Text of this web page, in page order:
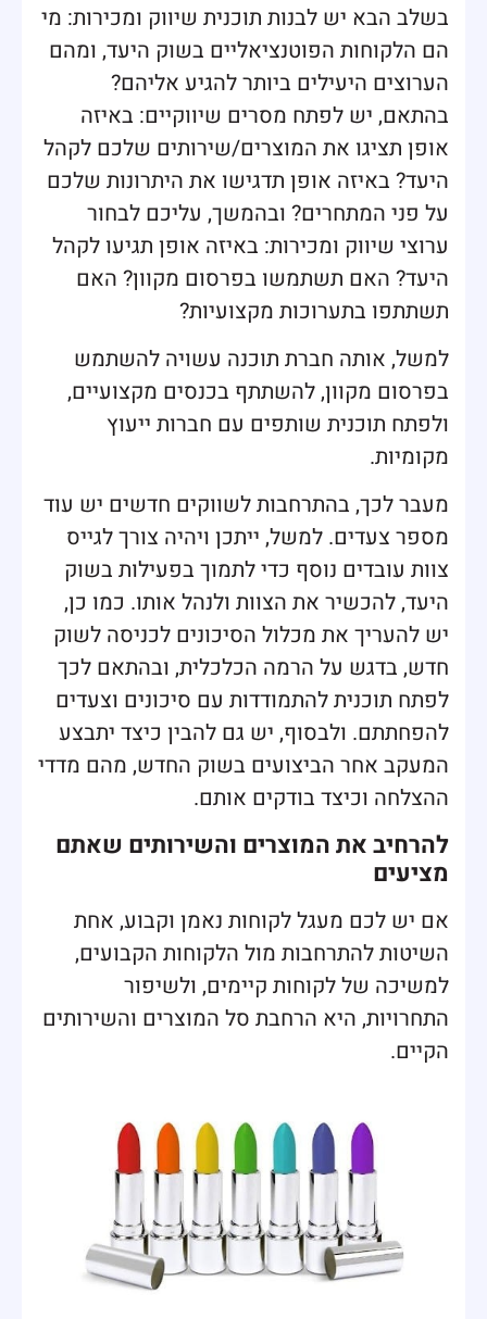
בשלב הבא יש לבנות תוכנית שיווק ומכירות: מי
הם הלקוחות הפוטנציאליים בשוק היעד, ומהם
הערוצים היעילים ביותר להגיע אליהם?
בהתאם, יש לפתח מסרים שיווקיים: באיזה
אופן תציגו את המוצרים/שירותים שלכם לקהל
היעד? באיזה אופן תדגישו את היתרונות שלכם
על פני המתחרים? ובהמשך, עליכם לבחור
ערוצי שיווק ומכירות: באיזה אופן תגיעו לקהל
היעד? האם תשתמשו בפרסום מקוון? האם
תשתתפו בתערוכות מקצועיות?
למשל, אותה חברת תוכנה עשויה להשתמש
בפרסום מקוון, להשתתף בכנסים מקצועיים,
ולפתח תוכנית שותפים עם חברות ייעוץ
מקומיות.
מעבר לכך, בהתרחבות לשווקים חדשים יש עוד
מספר צעדים. למשל, ייתכן ויהיה צורך לגייס
צוות עובדים נוסף כדי לתמוך בפעילות בשוק
היעד, להכשיר את הצוות ולנהל אותו. כמו כן,
יש להעריך את מכלול הסיכונים לכניסה לשוק
חדש, בדגש על הרמה הכלכלית, ובהתאם לכך
לפתח תוכנית להתמודדות עם סיכונים וצעדים
להפחתתם. ולבסוף, יש גם להבין כיצד יתבצע
המעקב אחר הביצועים בשוק החדש, מהם מדדי
ההצלחה וכיצד בודקים אותם.
להרחיב את המוצרים והשירותים שאתם
מציעים
אם יש לכם מעגל לקוחות נאמן וקבוע, אחת
השיטות להתרחבות מול הלקוחות הקבועים,
למשיכה של לקוחות קיימים, ולשיפור
התחרויות, היא הרחבת סל המוצרים והשירותים
הקיים.